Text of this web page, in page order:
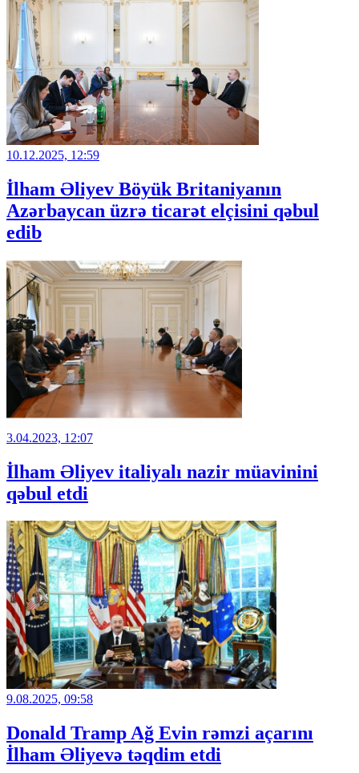
10.12.2025, 12:59
İlham Əliyev Böyük Britaniyanın
Azərbaycan üzrə ticarət elçisini qəbul
edib
3.04.2023, 12:07
İlham Əliyev italiyalı nazir müavinini
qəbul etdi
9.08.2025, 09:58
Donald Tramp Ağ Evin rəmzi açarını
İlham Əliyevə təqdim etdi